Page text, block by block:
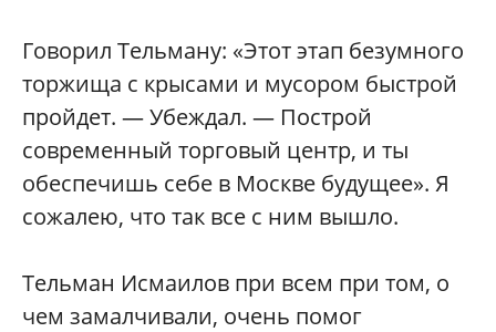
Говорил Тельману: «Этот этап безумного
торжища с крысами и мусором быстрой
пройдет. — Убеждал. — Построй
современный торговый центр, и ты
обеспечишь себе в Москве будущее». Я
сожалею, что так все с ним вышло.
Тельман Исмаилов при всем при том, о
чем замалчивали, очень помог